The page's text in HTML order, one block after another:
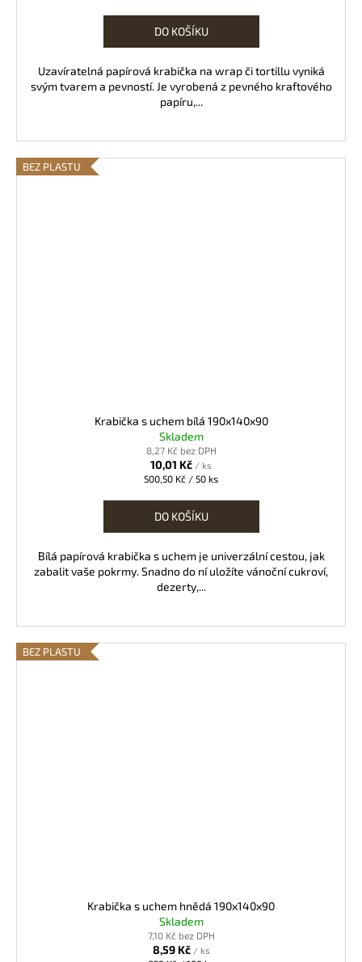
DO KOŠÍKU
Uzavíratelná papírová krabička na wrap či tortillu vyniká
svým tvarem a pevností. Je vyrobená z pevného kraftového
papíru,...
BEZ PLASTU
Krabička s uchem bílá 190x140x90
Skladem
8,27 Kč bez DPH
10,01 Kč / ks
Měrná
500,50 Kč / 50 ks
DO KOŠÍKU
Bílá papírová krabička s uchem je univerzální cestou, jak
zabalit vaše pokrmy. Snadno do ní uložíte vánoční cukroví,
dezerty,...
BEZ PLASTU
Krabička s uchem hnědá 190x140x90
Skladem
7,10 Kč bez DPH
8,59 Kč / ks